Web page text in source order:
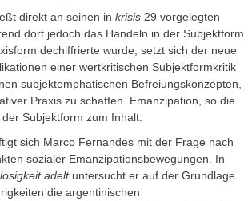
direkt an seinen in krisis 29 vorgelegten
dort jedoch das Handeln in der Subjektform
dechiffrierte wurde, setzt sich der neue
einer wertkritischen Subjektformkritik
subjektemphatischen Befreiungskonzepten,
Praxis zu schaffen. Emanzipation, so die
Subjektform zum Inhalt.
sich Marco Fernandes mit der Frage nach
sozialer Emanzipationsbewegungen. In
adeltuntersucht er auf der Grundlage
die argentinischen